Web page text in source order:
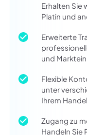
Erhalten Sie
Platin und
Erweiterte
und
Flexible
unter
Ihrem
Zugang zu
Handeln Sie